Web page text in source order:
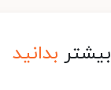
بیشتر بدانید